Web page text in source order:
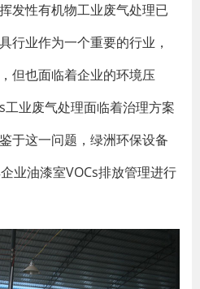
发性有机物工业废气处理已
行业作为一个重要的行业，
但也面临着企业的环境压
工业废气处理面临着治理方案
于这一问题，绿洲环保设备
业油漆室VOCs排放管理进行